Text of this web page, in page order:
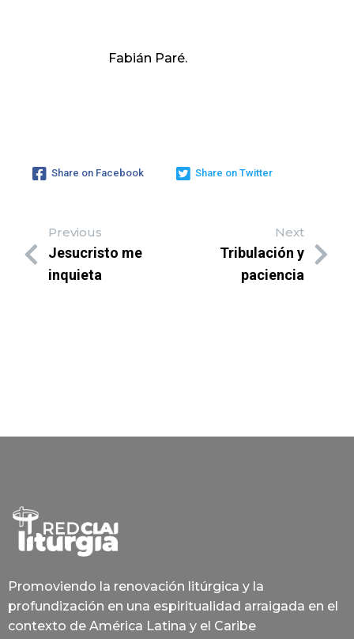
Fabián Paré.
Share on Facebook Share on Twitter
Previous
Jesucristo me
inquieta
Next
Tribulación y
paciencia
Promoviendo la renovación litúrgica y la
profundización en una espiritualidad arraigada en el
contexto de América Latina y el Caribe